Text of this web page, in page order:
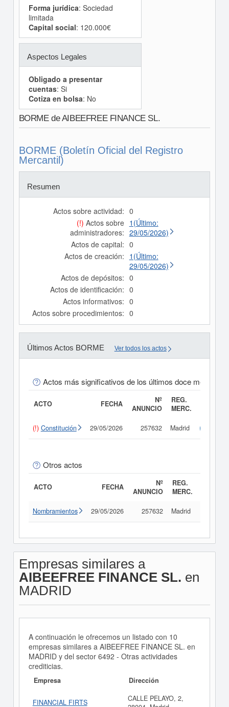
Forma jurídica: Sociedad
limitada
Capital social: 120.000€
Aspectos Legales
Obligado a presentar
cuentas: Si
Cotiza en bolsa: No
BORME de AIBEEFREE FINANCE SL.
BORME (Boletín Oficial del Registro
Mercantil)
Resumen
Actos sobre actividad: 0
(!) Actos sobre
administradores:
1(Último:
29/05/2026)
Actos de capital: 0
Actos de creación: 1(Último:
29/05/2026)
Actos de depósitos: 0
Actos de identificación: 0
Actos informativos: 0
Actos sobre procedimientos: 0
Últimos Actos BORME Ver todos los actos
Actos más significativos de los últimos doce meses
ACTO FECHA
Nº
ANUNCIO
REG.
MERC.
(!) Constitución 29/05/2026 257632 Madrid
Otros actos
ACTO FECHA
Nº
ANUNCIO
REG.
MERC.
Nombramientos 29/05/2026 257632 Madrid
Empresas similares a
AIBEEFREE FINANCE SL. en
MADRID
A continuación le ofrecemos un listado con 10
empresas similares a AIBEEFREE FINANCE SL. en
MADRID y del sector 6492 - Otras actividades
crediticias.
Empresa Dirección
FINANCIAL FIRTS
CALLE PELAYO, 2,